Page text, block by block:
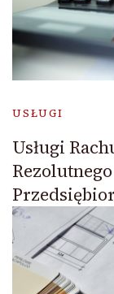
USŁUGI
Usługi